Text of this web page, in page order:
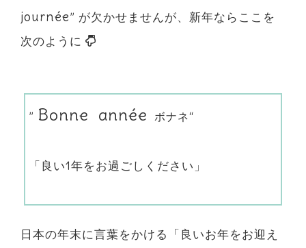
journée” が欠かせませんが、新年ならここを
次のように
” Bonne année ボナネ“
「良い1年をお過ごしください」
日本の年末に言葉をかける「良いお年をお迎え